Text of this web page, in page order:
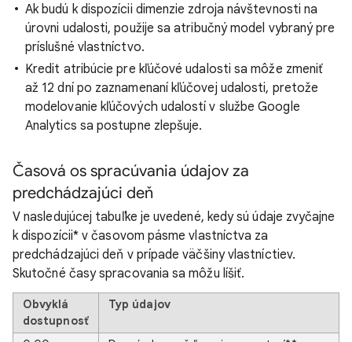
Ak budú k dispozícii dimenzie zdroja návštevnosti na
úrovni udalosti, použije sa atribučný model vybraný pre
príslušné vlastníctvo.
Kredit atribúcie pre kľúčové udalosti sa môže zmeniť
až 12 dní po zaznamenaní kľúčovej udalosti, pretože
modelovanie kľúčových udalostí v službe Google
Analytics sa postupne zlepšuje.
Časová os spracúvania údajov za
predchádzajúci deň
V nasledujúcej tabuľke je uvedené, kedy sú údaje zvyčajne
k dispozícii* v časovom pásme vlastníctva za
predchádzajúci deň v prípade väčšiny vlastníctiev.
Skutočné časy spracovania sa môžu líšiť.
Obvyklá
dostupnosť
Typ údajov